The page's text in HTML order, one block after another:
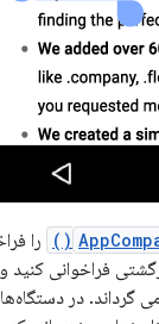
را
فراخوانی کنید